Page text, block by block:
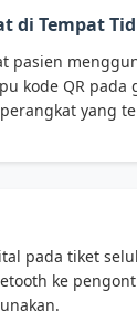
di Tempat
pasien
kode QR pada
yang
pada tiket
ke